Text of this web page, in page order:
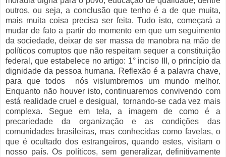
outros, ou seja, a conclusão que tenho é a de que muita,
mais muita coisa precisa ser feita. Tudo isto, começará a
mudar de fato a partir do momento em que um seguimento
da sociedade, deixar de ser massa de manobra na mão de
políticos corruptos que não respeitam sequer a constituição
federal, que estabelece no artigo: 1° inciso III, o princípio da
dignidade da pessoa humana. Reflexão é a palavra chave,
para que todos nós vislumbremos um mundo melhor.
Enquanto não houver isto, continuaremos convivendo com
está realidade cruel e desigual, tornando-se cada vez mais
complexa. Segue em tela, a imagem de como é a
precariedade da organização e as condições das
comunidades brasileiras, mas conhecidas como favelas, o
que é ocultado dos estrangeiros, quando estes, visitam o
nosso país. Os políticos, sem generalizar, definitivamente